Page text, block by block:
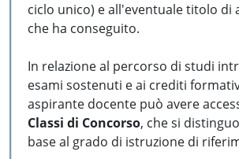
ciclo unico) e all'eventuale titolo di
che ha conseguito.
In relazione al percorso di studi
esami sostenuti e ai crediti
aspirante docente può avere
Classi di Concorso, che si
base al grado di istruzione di